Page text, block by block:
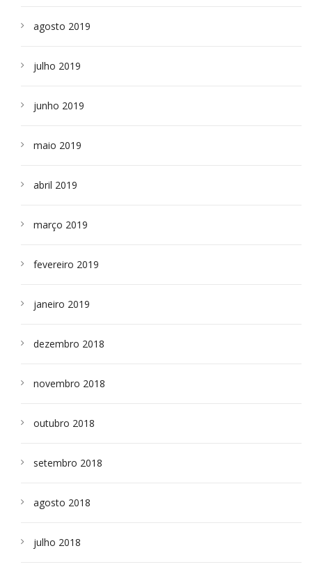
agosto 2019
julho 2019
junho 2019
maio 2019
abril 2019
março 2019
fevereiro 2019
janeiro 2019
dezembro 2018
novembro 2018
outubro 2018
setembro 2018
agosto 2018
julho 2018